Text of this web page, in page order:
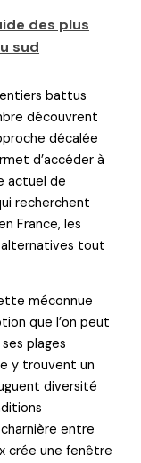
des plus
sud
battus
découvrent
décalée
d’accéder à
actuel de
recherchent
France, les
tout
méconnue
que l’on peut
plages
y trouvent un
diversité
entre
crée une fenêtre